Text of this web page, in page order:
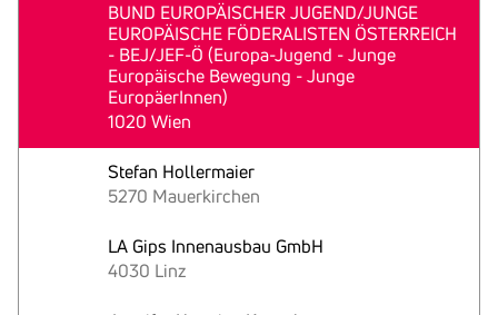
BUND EUROPÄISCHER JUGEND/JUNGE
EUROPÄISCHE FÖDERALISTEN ÖSTERREICH
- BEJ/JEF-Ö (Europa-Jugend - Junge
Europäische Bewegung - Junge
EuropäerInnen)
1020 Wien
Stefan Hollermaier
5270 Mauerkirchen
LA Gips Innenausbau GmbH
4030 Linz